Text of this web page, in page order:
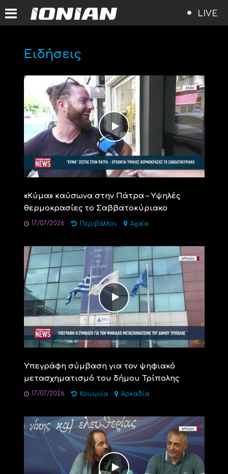
LIVE
Ειδήσεις
«Κύμα» καύσωνα στην Πάτρα – Υψηλές
θερμοκρασίες το Σαββατοκύριακο
17/07/2026 Περιβάλλον Αχαΐα
Υπεγράφη σύμβαση για τον ψηφιακό
μετασχηματισμό του δήμου Τρίπολης
17/07/2026 Κοινωνία Αρκαδία